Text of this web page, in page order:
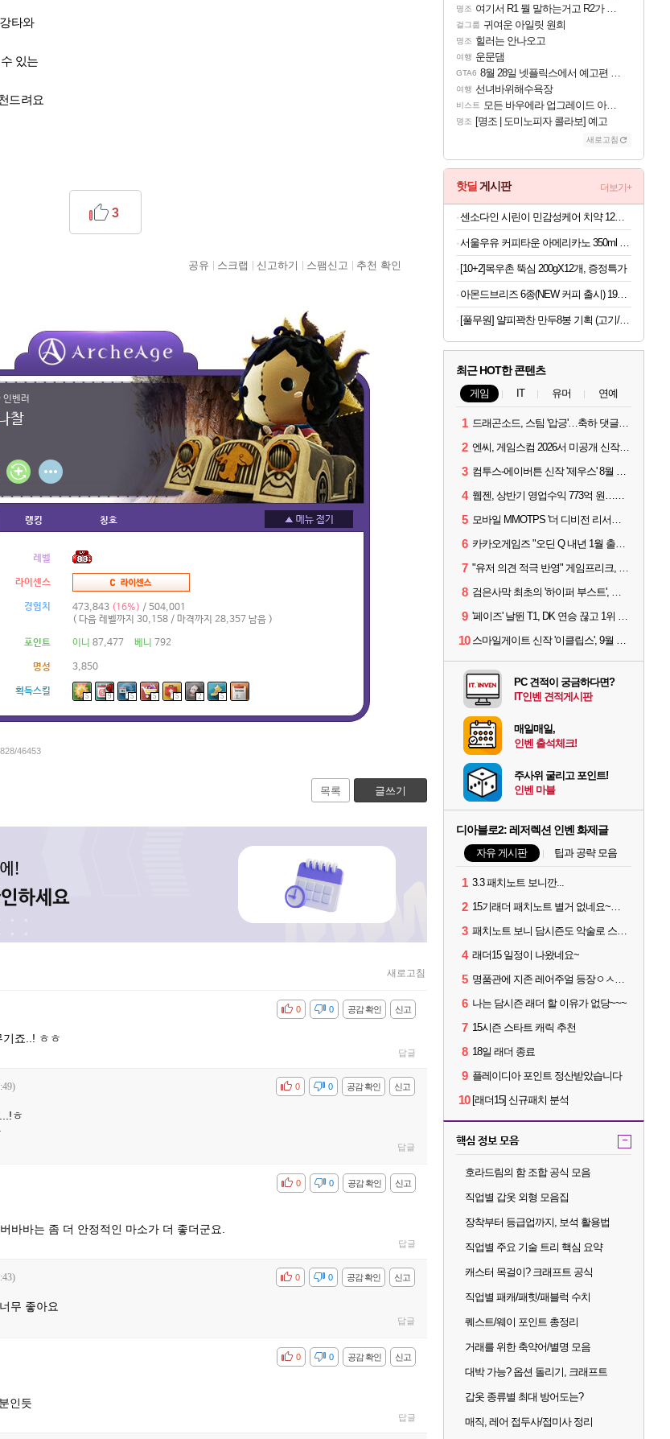
타와
있는
드려요
3
공유 스크랩 신고하기 스팸신고 추천 확인
인벤러
찰
랭킹 칭호
레벨
라이센스
경험치 473,843 (16%) / 504,001
( 다음 레벨까지 30,158 / 마격까지 28,357 남음 )
포인트 이니 87,477 베니 792
명성 3,850
획득스킬 5 9 5 5 5 2 5
46453
목록 글쓰기
새로고침
신고
공감 확인
비공감 0
0
죠..! ㅎㅎ
답글
신고
공감 확인
비공감 0
0
ㅎ
답글
신고
공감 확인
비공감 0
0
바바는 좀 더 안정적인 마소가 더 좋더군요.
답글
신고
공감 확인
비공감 0
0
무 좋아요
답글
신고
공감 확인
비공감 0
0
인듯
답글
명조 여기서 R1 뭘 말하는거고 R2가 뭘말하는걸까요?
걸그룹 귀여운 아일릿 원희
명조 힐러는 안나오고
여행 운문댐
GTA6 8월 28일 넷플릭스에서 예고편 공개 예정
여행 선녀바위해수욕장
비스트 모든 바우에라 업그레이드 아이템 획득 위치 공략 (89개)
명조 [명조 | 도미노피자 콜라보] 예고
새로고침
핫딜 게시판 더보기+
센소다인 시린이 민감성케어 치약 12종 택1 +증정
[10+2]목우촌 뚝심 200gX12개, 증정특가
아몬드브리즈 6종(NEW 커피 출시) 190ML/950ML 10팩/24팩/48팩 중 택 1
[풀무원] 얄피꽉찬 만두8봉 기획 (고기/김치/교자/물만두 외)
최근 HOT한 콘텐츠
게임 IT 유머 연예
1 드래곤소드, 스팀 '압긍'…축하 댓글 달고 게임 코드 받자!
2 엔씨, 게임스컴 2026서 미공개 신작 최초 공개
3 컴투스-에이버튼 신작 '제우스' 8월 26일 출시…"모두를 위한 경쟁"
4 웹젠, 상반기 영업수익 773억 원…순이익 89% 증가
5 모바일 MMOTPS '더 디비전 리서전스', 6일 스팀에도 출시
6 카카오게임즈 "오딘 Q 내년 1월 출시, 연기는 없다"
7 "유저 의견 적극 반영" 게임프리크, 비스트 오브 리인카네이션 개선 나선다
8 검은사막 최초의 '하이퍼 부스트', 직접 해봤습니다
9 '페이즈' 날뛴 T1, DK 연승 끊고 1위 지켜
10 스마일게이트 신작 '이클립스', 9월 10일 정식 출시
PC 견적이 궁금하다면?
IT인벤 견적게시판
매일매일,
인벤 출석체크!
주사위 굴리고 포인트!
인벤 마블
디아블로2: 레저렉션 인벤 화제글
자유 게시판 팁과 공략 모음
1 3.3 패치노트 보니깐...
2 15기래더 패치노트 별거 없네요~없데이트수준?
3 패치노트 보니 담시즌도 악술로 스타트
4 래더15 일정이 나왔네요~
5 명품관에 지존 레어주얼 등장ㅇㅅㅇ...
6 나는 담시즌 래더 할 이유가 없당~~~
7 15시즌 스타트 캐릭 추천
8 18일 래더 종료
9 플레이디아 포인트 정산받았습니다
10 [래더15] 신규패치 분석
핵심 정보 모음 -
호라드림의 함 조합 공식 모음
직업별 갑옷 외형 모음집
장착부터 등급업까지, 보석 활용법
직업별 주요 기술 트리 핵심 요약
캐스터 목걸이? 크래프트 공식
직업별 패캐/패힛/패블럭 수치
퀘스트/웨이 포인트 총정리
거래를 위한 축약어/별명 모음
대박 가능? 옵션 돌리기, 크래프트
갑옷 종류별 최대 방어도는?
매직, 레어 접두사/접미사 정리